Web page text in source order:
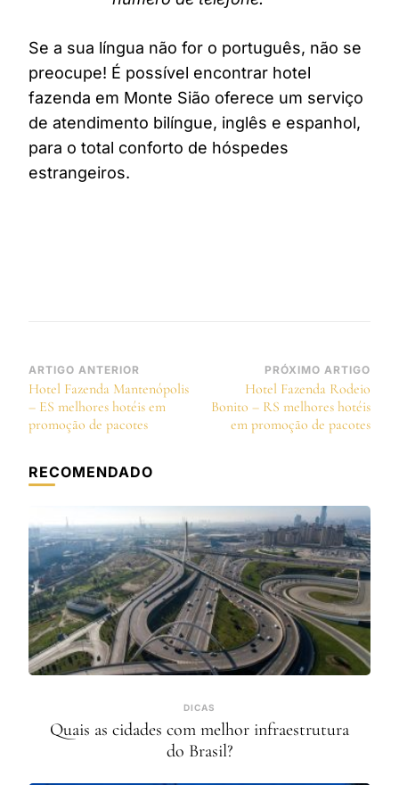
Se a sua língua não for o português, não se
preocupe! É possível encontrar hotel
fazenda em Monte Sião oferece um serviço
de atendimento bilíngue, inglês e espanhol,
para o total conforto de hóspedes
estrangeiros.
Navegação
de
post
ARTIGO ANTERIOR
Hotel Fazenda Mantenópolis
– ES melhores hotéis em
promoção de pacotes
PRÓXIMO ARTIGO
Hotel Fazenda Rodeio
Bonito – RS melhores hotéis
em promoção de pacotes
RECOMENDADO
DICAS
Quais as cidades com melhor infraestrutura
do Brasil?